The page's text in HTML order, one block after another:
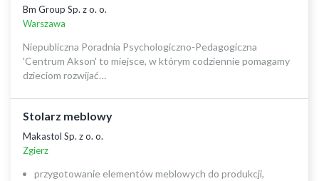
Bm Group Sp. z o. o.
Warszawa
Niepubliczna Poradnia Psychologiczno-Pedagogiczna
'Centrum Akson' to miejsce, w którym codziennie pomagamy
dzieciom rozwijać…
Stolarz meblowy
Makastol Sp. z o. o.
Zgierz
przygotowanie elementów meblowych do produkcji,